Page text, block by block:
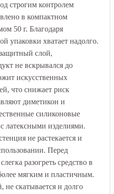
строгим контролем
в компактном
50 г. Благодаря
упаковки хватает надолго.
слой,
не вскрывался до
искусственных
что снижает риск
диметикон и
силиконовые
латексными изделиями.
не растекается и
Перед
разогреть средство в
мягким и пластичным.
не скатывается и долго